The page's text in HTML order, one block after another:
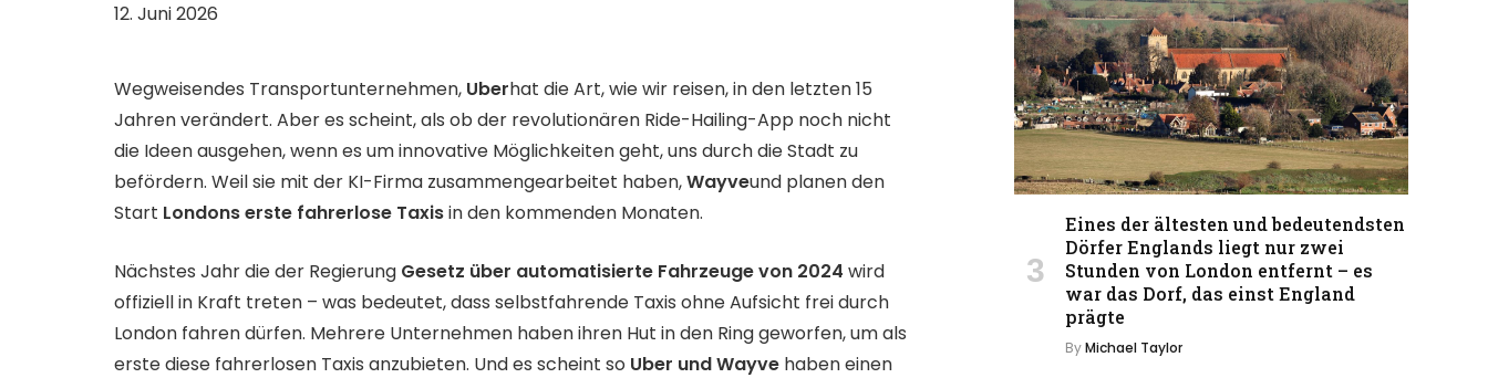
12. Juni 2026
Wegweisendes Transportunternehmen, Uberhat die Art, wie wir reisen, in den letzten 15
Jahren verändert. Aber es scheint, als ob der revolutionären Ride-Hailing-App noch nicht
die Ideen ausgehen, wenn es um innovative Möglichkeiten geht, uns durch die Stadt zu
befördern. Weil sie mit der KI-Firma zusammengearbeitet haben,Wayveund planen den
Start Londons erste fahrerlose Taxisin den kommenden Monaten.
Nächstes Jahr die der Regierung Gesetz über automatisierte Fahrzeuge von 2024 wird
offiziell in Kraft treten – was bedeutet, dass selbstfahrende Taxis ohne Aufsicht frei durch
London fahren dürfen. Mehrere Unternehmen haben ihren Hut in den Ring geworfen, um als
erste diese fahrerlosen Taxis anzubieten. Und es scheint so Uber und Wayve haben einen
Eines der ältesten und bedeutendsten
Dörfer Englands liegt nur zwei
Stunden von London entfernt – es
war das Dorf, das einst England
prägte
ByMichael Taylor